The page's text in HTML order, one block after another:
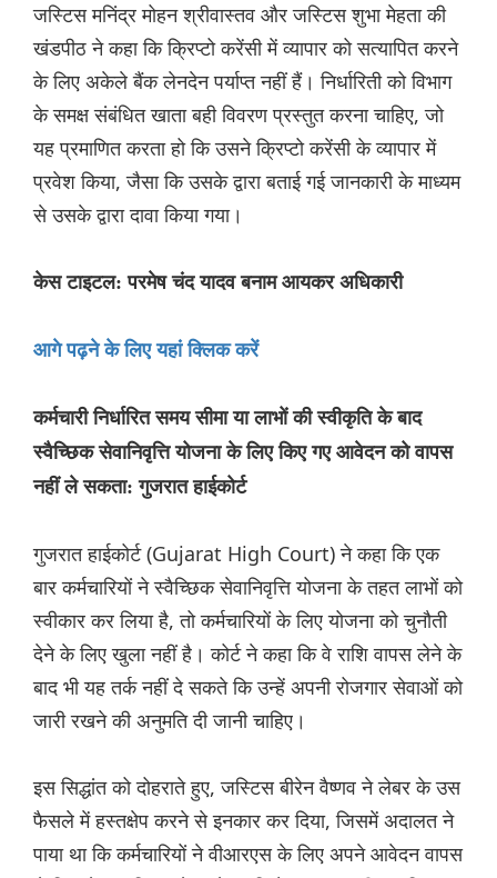
जस्टिस मनिंद्र मोहन श्रीवास्तव और जस्टिस शुभा मेहता की
खंडपीठ ने कहा कि क्रिप्टो करेंसी में व्यापार को सत्यापित करने
के लिए अकेले बैंक लेनदेन पर्याप्त नहीं हैं। निर्धारिती को विभाग
के समक्ष संबंधित खाता बही विवरण प्रस्तुत करना चाहिए, जो
यह प्रमाणित करता हो कि उसने क्रिप्टो करेंसी के व्यापार में
प्रवेश किया, जैसा कि उसके द्वारा बताई गई जानकारी के माध्यम
से उसके द्वारा दावा किया गया।
केस टाइटल: परमेष चंद यादव बनाम आयकर अधिकारी
आगे पढ़ने के लिए यहां क्लिक करें
कर्मचारी निर्धारित समय सीमा या लाभों की स्वीकृति के बाद
स्वैच्छिक सेवानिवृत्ति योजना के लिए किए गए आवेदन को वापस
नहीं ले सकता: गुजरात हाईकोर्ट
गुजरात हाईकोर्ट (Gujarat High Court) ने कहा कि एक
बार कर्मचारियों ने स्वैच्छिक सेवानिवृत्ति योजना के तहत लाभों को
स्वीकार कर लिया है, तो कर्मचारियों के लिए योजना को चुनौती
देने के लिए खुला नहीं है। कोर्ट ने कहा कि वे राशि वापस लेने के
बाद भी यह तर्क नहीं दे सकते कि उन्हें अपनी रोजगार सेवाओं को
जारी रखने की अनुमति दी जानी चाहिए।
इस सिद्धांत को दोहराते हुए, जस्टिस बीरेन वैष्णव ने लेबर के उस
फैसले में हस्तक्षेप करने से इनकार कर दिया, जिसमें अदालत ने
पाया था कि कर्मचारियों ने वीआरएस के लिए अपने आवेदन वापस